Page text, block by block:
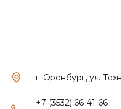
г. Оренбург, ул.
+7 (3532) 66-41-66